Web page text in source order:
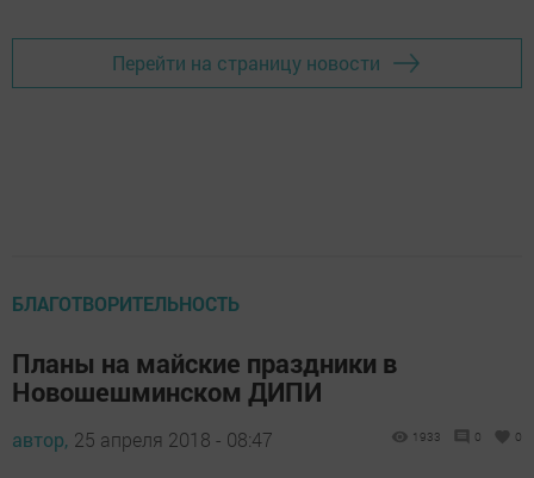
Перейти на страницу новости
БЛАГОТВОРИТЕЛЬНОСТЬ
Планы на майские праздники в
Новошешминском ДИПИ
автор, 25 апреля 2018 - 08:47 1933 0 0